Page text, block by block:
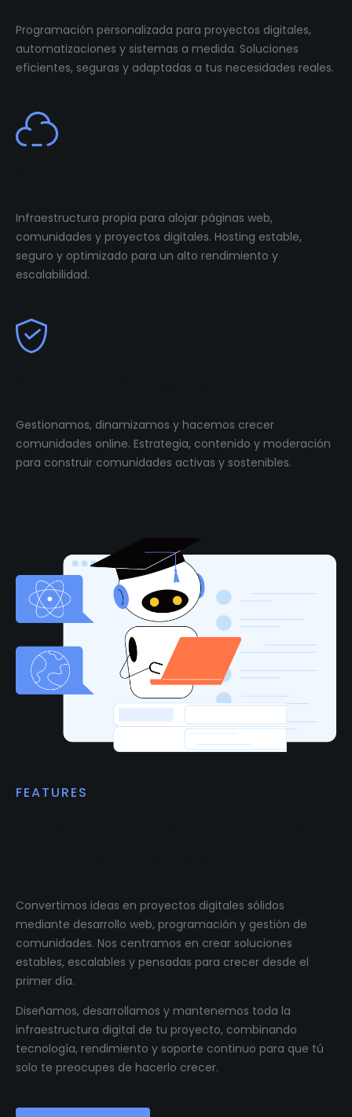
Programación personalizada para proyectos digitales,
automatizaciones y sistemas a medida. Soluciones
eficientes, seguras y adaptadas a tus necesidades reales.
Infraestructura propia para alojar páginas web,
comunidades y proyectos digitales. Hosting estable,
seguro y optimizado para un alto rendimiento y
escalabilidad.
Gestionamos, dinamizamos y hacemos crecer
comunidades online. Estrategia, contenido y moderación
para construir comunidades activas y sostenibles.
FEATURES
Convertimos ideas en proyectos digitales sólidos
mediante desarrollo web, programación y gestión de
comunidades. Nos centramos en crear soluciones
estables, escalables y pensadas para crecer desde el
primer día.
Diseñamos, desarrollamos y mantenemos toda la
infraestructura digital de tu proyecto, combinando
tecnología, rendimiento y soporte continuo para que tú
solo te preocupes de hacerlo crecer.